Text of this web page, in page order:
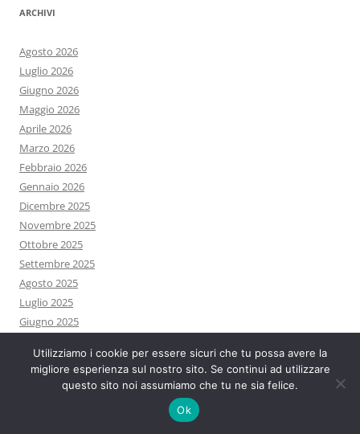
ARCHIVI
Agosto 2026
Luglio 2026
Giugno 2026
Maggio 2026
Aprile 2026
Marzo 2026
Febbraio 2026
Gennaio 2026
Dicembre 2025
Novembre 2025
Ottobre 2025
Settembre 2025
Agosto 2025
Luglio 2025
Giugno 2025
Aprile 2025
Marzo 2025
Utilizziamo i cookie per essere sicuri che tu possa avere la
migliore esperienza sul nostro sito. Se continui ad utilizzare
questo sito noi assumiamo che tu ne sia felice.
Ok